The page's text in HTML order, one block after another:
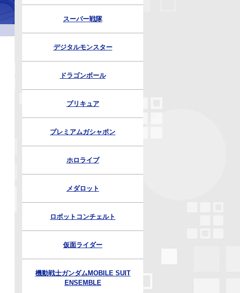
スーパー戦隊
デジタルモンスター
ドラゴンボール
プリキュア
プレミアムガシャポン
ホロライブ
メダロット
ロボットコンチェルト
仮面ライダー
機動戦士ガンダムMOBILE SUIT
ENSEMBLE